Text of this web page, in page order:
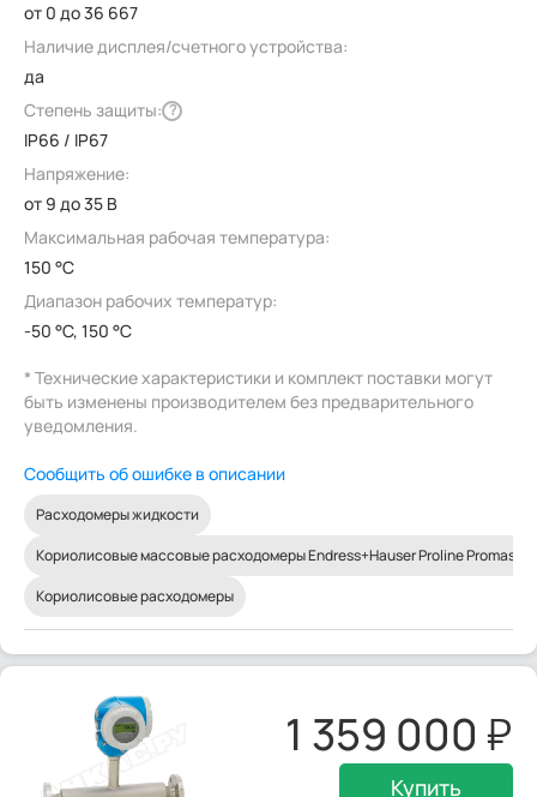
от 0 до 36 667
Наличие дисплея/счетного устройства:
да
Степень защиты: ?
IP66 / IP67
Напряжение:
от 9 до 35 В
Максимальная рабочая температура:
150 °C
Диапазон рабочих температур:
-50 °C, 150 °C
* Технические характеристики и комплект поставки могут
быть изменены производителем без предварительного
уведомления.
Сообщить об ошибке в описании
Расходомеры жидкости
Кориолисовые массовые расходомеры Endress+Hauser Proline Promass
Кориолисовые расходомеры
1 359 000
Купить